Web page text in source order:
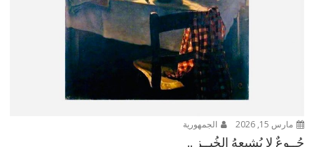
مارس 15, 2026 الجمهورية
جُــوعٌ لا يُشبِعهُ الخُبــز ..